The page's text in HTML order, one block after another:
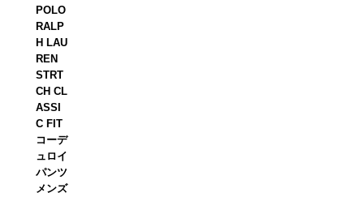
POLO
RALP
H LAU
REN
STRT
CH CL
ASSI
C FIT
コーデ
ュロイ
パンツ
メンズ